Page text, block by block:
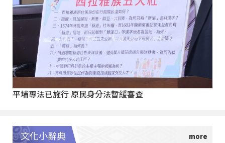
平埔專法已施行 原民身分法暫緩審查
文化小辭典